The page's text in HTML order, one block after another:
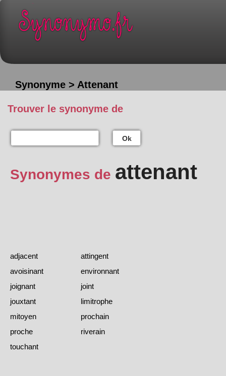
Synonyme > Attenant
Trouver le synonyme de
Ok
Synonymes de attenant
adjacent
attingent
avoisinant
environnant
joignant
joint
jouxtant
limitrophe
mitoyen
prochain
proche
riverain
touchant